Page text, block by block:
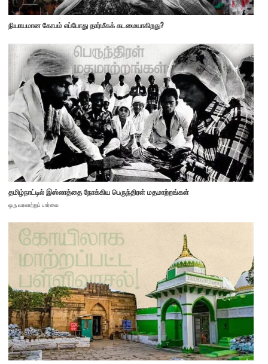
நியாயமான கோபம் எப்போது தார்மீகக் கடமையாகிறது?
தமிழ்நாட்டில் இஸ்லாத்தை நோக்கிய பெருந்திரள் மதமாற்றங்கள்
ஒரு வரலாற்றுப் பார்வை